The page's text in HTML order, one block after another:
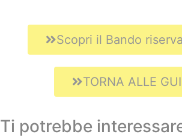
Scopri il Bando
TORNA ALLE
Ti potrebbe